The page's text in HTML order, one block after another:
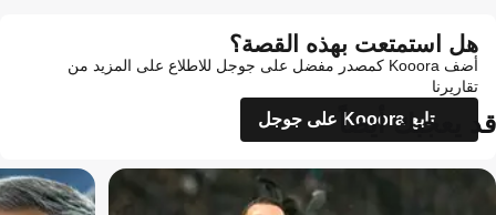
هل استمتعت بهذه القصة؟
أضف Kooora كمصدر مفضل على جوجل للاطلاع على المزيد من
تقاريرنا
تابع Kooora على جوجل
قد يعجبك أيضاً